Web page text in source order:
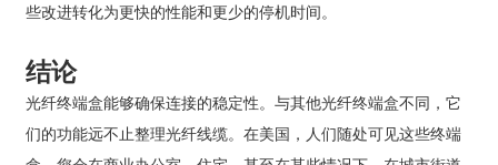
些改进转化为更快的性能和更少的停机时间。
结论
光纤终端盒能够确保连接的稳定性。与其他光纤终端盒不同，它
们的功能远不止整理光纤线缆。在美国，人们随处可见这些终端